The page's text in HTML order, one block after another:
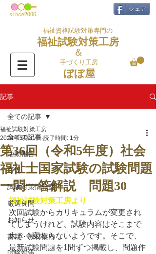
シェア
福祉資格試験対策専門の
福祉試験対策工房
＆
手づくり工房
ぼぼ屋
記事
全ての記事
活動報告
育児
試験対策情報室
厳選良問
お知らせ
書籍・教材案内
全ての記事
第36回（令和5年度）社会
福祉士国家試験の試験問題
一問一答解説 問題30
福祉試験対策工房
2024年5月31日 読了時間: 1分
福祉試験対策工房より
次回試験からカリキュラムが変更され
てしまうけれど、試験内容はそこまで
大きく変わらないようです。そこで、
最新試験問題を1問ずつ掲載し、問題作